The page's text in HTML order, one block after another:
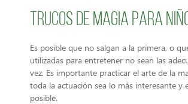
Trucos de magia para
Es posible que no salgan a la primera, o
utilizadas para entretener no sean las
vez. Es importante practicar el arte de la
toda la actuación sea lo más interesante y
posible.